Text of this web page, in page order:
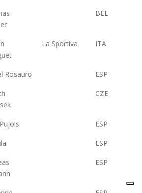
BEL
La Sportiva ITA
Rosauro ESP
CZE
ESP
ESP
ESP